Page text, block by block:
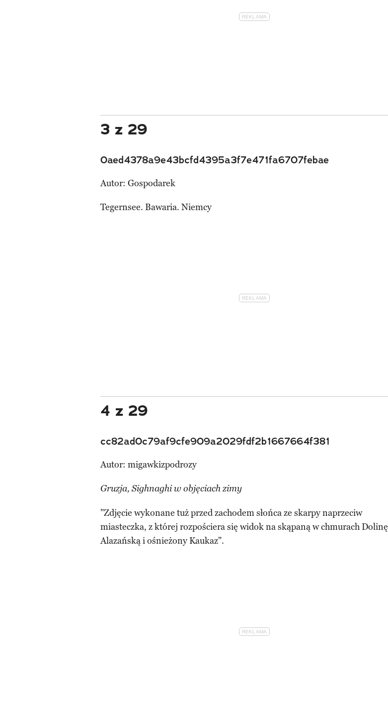
3 z 29
0aed4378a9e43bcfd4395a3f7e471fa6707febae
Autor: Gospodarek
Tegernsee. Bawaria. Niemcy
4 z 29
cc82ad0c79af9cfe909a2029fdf2b1667664f381
Autor: migawkizpodrozy
Gruzja, Sighnaghi w objęciach zimy
"Zdjęcie wykonane tuż przed zachodem słońca ze skarpy naprzeciw
miasteczka, z której rozpościera się widok na skąpaną w chmurach Dolinę
Alazańską i ośnieżony Kaukaz".